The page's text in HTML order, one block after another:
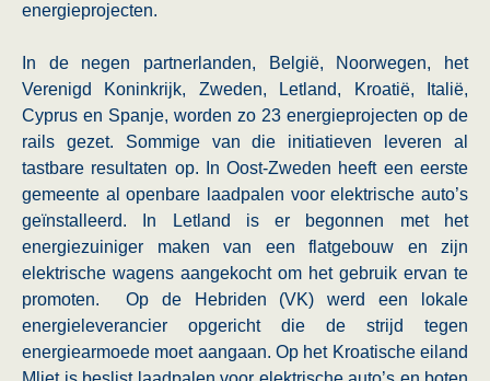
energieprojecten.
In de negen partnerlanden, België, Noorwegen, het
Verenigd Koninkrijk, Zweden, Letland, Kroatië, Italië,
Cyprus en Spanje, worden zo 23 energieprojecten op de
rails gezet. Sommige van die initiatieven leveren al
tastbare resultaten op. In Oost-Zweden heeft een eerste
gemeente al openbare laadpalen voor elektrische auto’s
geïnstalleerd. In Letland is er begonnen met het
energiezuiniger maken van een flatgebouw en zijn
elektrische wagens aangekocht om het gebruik ervan te
promoten. Op de Hebriden (VK) werd een lokale
energieleverancier opgericht die de strijd tegen
energiearmoede moet aangaan. Op het Kroatische eiland